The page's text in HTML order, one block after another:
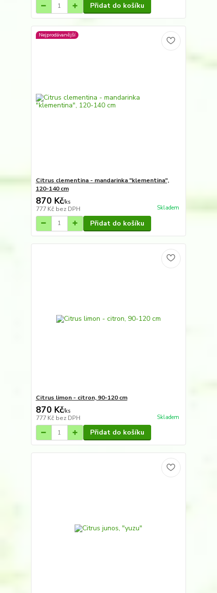
Přidat do košíku
Nejprodávanější
Citrus clementina - mandarinka "klementina",
120-140 cm
870 Kč/ks
777 Kč bez DPH Skladem
Přidat do košíku
Citrus limon - citron, 90-120 cm
870 Kč/ks
777 Kč bez DPH Skladem
Přidat do košíku